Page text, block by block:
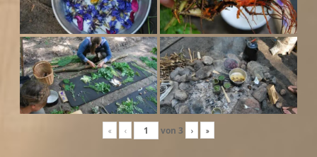
« ‹ von 3 › »